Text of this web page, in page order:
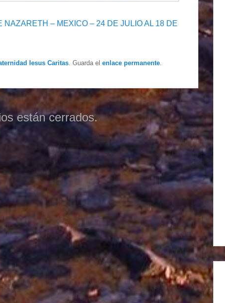
NAZARETH – MEXICO – 24 DE JULIO AL 18 DE
Iesus Caritas . Guarda el enlace permanente
están cerrados.